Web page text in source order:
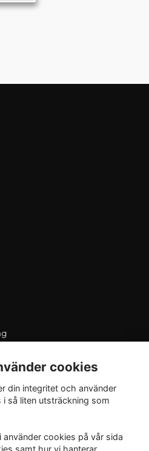
– 16.00
cookies
din integritet och använder
så liten utsträckning som
använder cookies på vår sida
samt hur vi hanterar